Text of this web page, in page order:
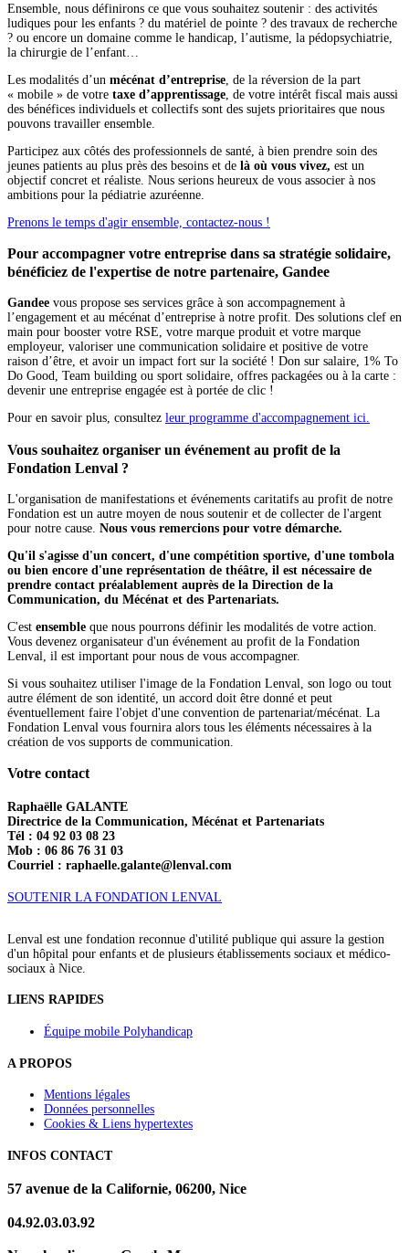
Ensemble, nous définirons ce que vous souhaitez soutenir : des activités
ludiques pour les enfants ? du matériel de pointe ? des travaux de recherche
? ou encore un domaine comme le handicap, l’autisme, la pédopsychiatrie,
la chirurgie de l’enfant…
Les modalités d’un mécénat d’entreprise , de la réversion de la part
« mobile » de votre taxe d’apprentissage , de votre intérêt fiscal mais aussi
des bénéfices individuels et collectifs sont des sujets prioritaires que nous
pouvons travailler ensemble.
Participez aux côtés des professionnels de santé, à bien prendre soin des
jeunes patients au plus près des besoins et de là où vous vivez, est un
objectif concret et réaliste. Nous serions heureux de vous associer à nos
ambitions pour la pédiatrie azuréenne.
Prenons le temps d'agir ensemble, contactez-nous !
Pour accompagner votre entreprise dans sa stratégie solidaire,
bénéficiez de l'expertise de notre partenaire, Gandee
Gandee vous propose ses services grâce à son accompagnement à
l’engagement et au mécénat d’entreprise à notre profit. Des solutions clef en
main pour booster votre RSE, votre marque produit et votre marque
employeur, valoriser une communication solidaire et positive de votre
raison d’être, et avoir un impact fort sur la société ! Don sur salaire, 1% To
Do Good, Team building ou sport solidaire, offres packagées ou à la carte :
devenir une entreprise engagée est à portée de clic !
Pour en savoir plus, consultez leur programme d'accompagnement ici.
Vous souhaitez organiser un événement au profit de la
Fondation Lenval ?
L'organisation de manifestations et événements caritatifs au profit de notre
Fondation est un autre moyen de nous soutenir et de collecter de l'argent
pour notre cause. Nous vous remercions pour votre démarche.
Qu'il s'agisse d'un concert, d'une compétition sportive, d'une tombola
ou bien encore d'une représentation de théâtre, il est nécessaire de
prendre contact préalablement auprès de la Direction de la
Communication, du Mécénat et des Partenariats.
C'est ensemble que nous pourrons définir les modalités de votre action.
Vous devenez organisateur d'un événement au profit de la Fondation
Lenval, il est important pour nous de vous accompagner.
Si vous souhaitez utiliser l'image de la Fondation Lenval, son logo ou tout
autre élément de son identité, un accord doit être donné et peut
éventuellement faire l'objet d'une convention de partenariat/mécénat. La
Fondation Lenval vous fournira alors tous les éléments nécessaires à la
création de vos supports de communication.
Votre contact
Raphaëlle GALANTE
Directrice de la Communication, Mécénat et Partenariats
Tél : 04 92 03 08 23
Mob : 06 86 76 31 03
Courriel : raphaelle.galante@lenval.com
SOUTENIR LA FONDATION LENVAL
Lenval est une fondation reconnue d'utilité publique qui assure la gestion
d'un hôpital pour enfants et de plusieurs établissements sociaux et médico-
sociaux à Nice.
LIENS RAPIDES
Équipe mobile Polyhandicap
A PROPOS
Mentions légales
Données personnelles
Cookies & Liens hypertextes
INFOS CONTACT
57 avenue de la Californie, 06200, Nice
04.92.03.03.92